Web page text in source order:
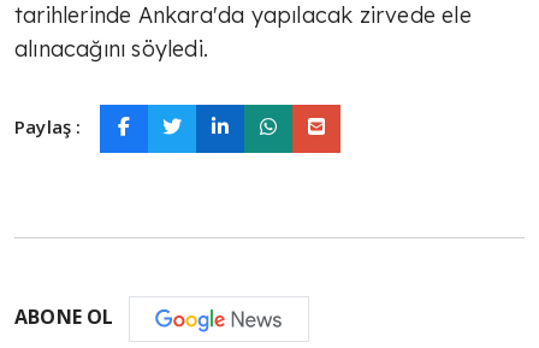
tarihlerinde Ankara'da yapılacak zirvede ele
alınacağını söyledi.
Paylaş :
ABONE OL